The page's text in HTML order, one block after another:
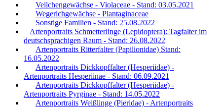
Veilchengewächse - Violaceae - Stand: 03.05.2021
Wegerichgewächse - Plantaginaceae
Sonstige Familien - Stand: 25.08.2022
Artenportraits Schmetterlinge (Lepidoptera): Tagfalter im
deutschsprachigen Raum - Stand: 26.08.2022
Artenportraits Ritterfalter (Papilionidae) Stand:
16.05.2022
Artenportraits Dickkopffalter (Hesperiidae) -
Artenportraits Hesperiinae - Stand: 06.09.2021
Artenportraits Dickkopffalter (Hesperiidae) -
Artenportraits Pyrginae - Stand: 14.05.2022
Artenportraits Weißlinge (Pieridae) - Artenportraits